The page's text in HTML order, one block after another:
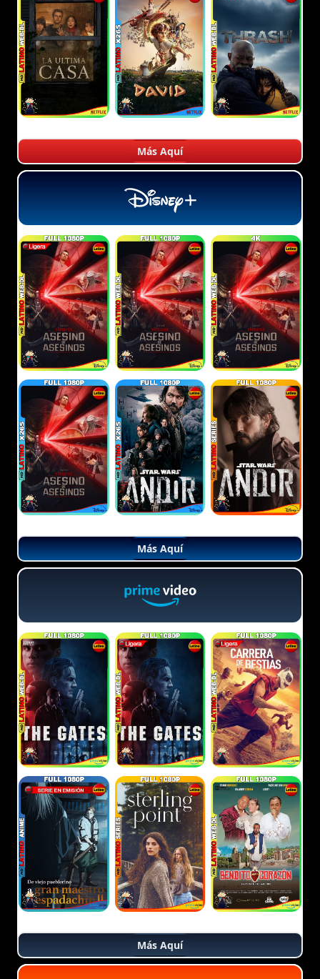
Más Aquí
Más Aquí
Más Aquí